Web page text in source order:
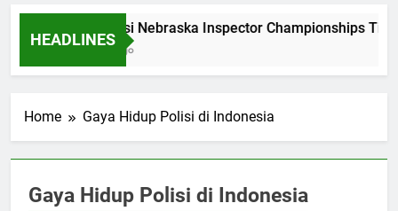
HEADLINES
Dominasi Nebraska Inspector Championships
2 Bulan Ago
Home Gaya Hidup Polisi di Indonesia
Gaya Hidup Polisi di Indonesia